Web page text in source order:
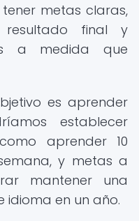
metas claras,
resultado final y
a medida que
es aprender
establecer
aprender 10
y metas a
mantener una
idioma en un año.